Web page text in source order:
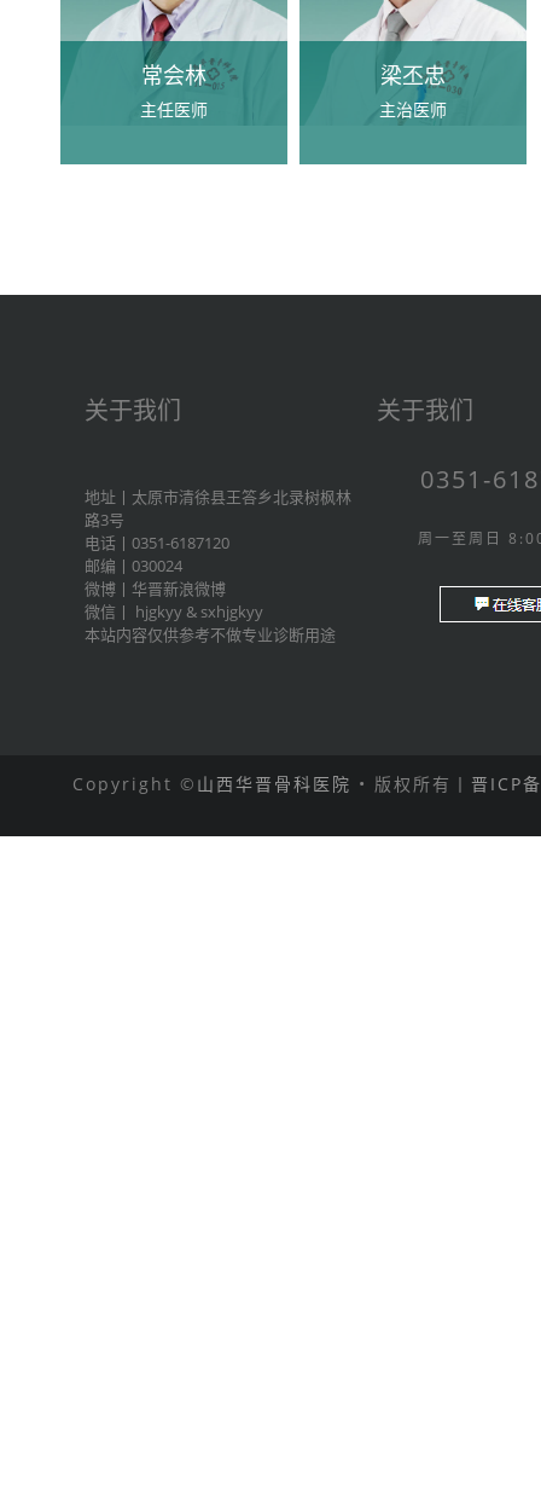
常会林
主任医师
梁丕忠
主治医师
关于我们
地址丨太原市清徐县王答乡北录树枫林
路3号
电话丨0351-6187120
邮编丨030024
微博丨 华晋新浪微博
微信丨 hjgkyy & sxhjgkyy
本站内容仅供参考不做专业诊断用途
关于我们
0351-
周一至周日
Copyright © 山西华晋骨科医院 • 版权所有丨 晋ICP